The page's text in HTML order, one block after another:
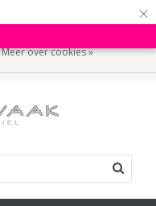
×
Is dat akkoord?
Meer over cookies »